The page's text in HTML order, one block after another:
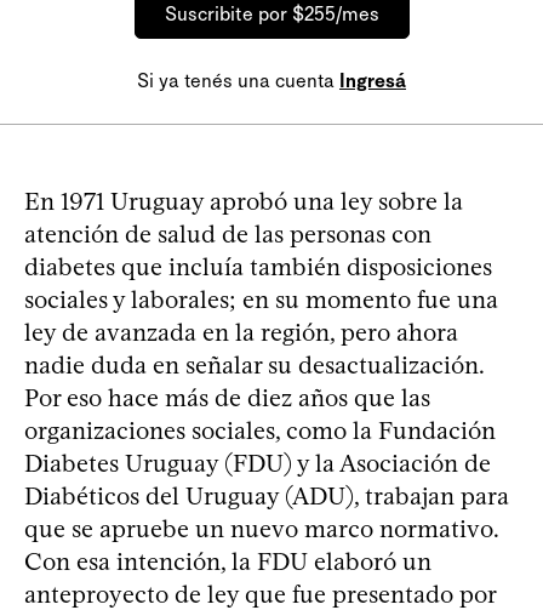
Suscribite por $255/mes
Si ya tenés una cuenta Ingresá
En 1971 Uruguay aprobó una ley sobre la
atención de salud de las personas con
diabetes que incluía también disposiciones
sociales y laborales; en su momento fue una
ley de avanzada en la región, pero ahora
nadie duda en señalar su desactualización.
Por eso hace más de diez años que las
organizaciones sociales, como la Fundación
Diabetes Uruguay (FDU) y la Asociación de
Diabéticos del Uruguay (ADU), trabajan para
que se apruebe un nuevo marco normativo.
Con esa intención, la FDU elaboró un
anteproyecto de ley que fue presentado por